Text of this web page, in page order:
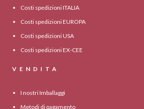
Costi spedizioni ITALIA
Costi spedizioni EUROPA
Costi spedizioni USA
Costi spedizioni EX-CEE
VENDITA
I nostri Imballaggi
Metodi di pagamento